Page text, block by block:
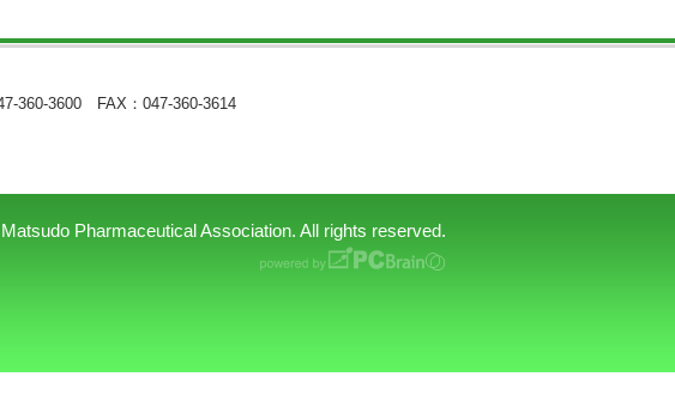
360-3600 FAX：047-360-3614
Pharmaceutical Association. All rights reserved.